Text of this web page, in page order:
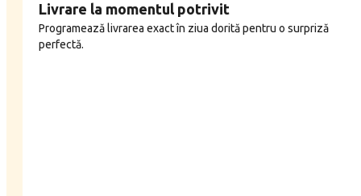
Livrare la momentul potrivit
Programează livrarea exact în ziua dorită pentru o surpriză
perfectă.